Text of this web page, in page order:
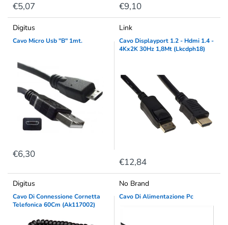
€5,07 €9,10
Digitus
Cavo Micro Usb "B" 1mt.
€6,30
Link
Cavo Displayport 1.2 - Hdmi 1.4 -
4Kx2K 30Hz 1,8Mt (Lkcdph18)
€12,84
Digitus
Cavo Di Connessione Cornetta
Telefonica 60Cm (Ak117002)
No Brand
Cavo Di Alimentazione Pc